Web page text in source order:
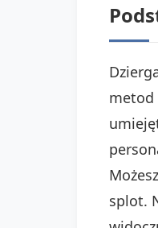
metod
splot.